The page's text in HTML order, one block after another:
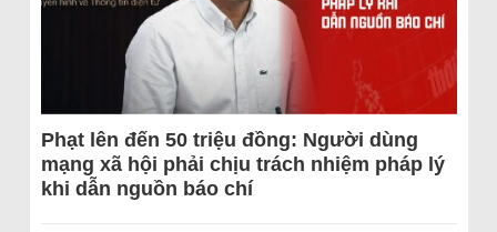
Phạt lên đến 50 triệu đồng: Người dùng
mạng xã hội phải chịu trách nhiệm pháp lý
khi dẫn nguồn báo chí